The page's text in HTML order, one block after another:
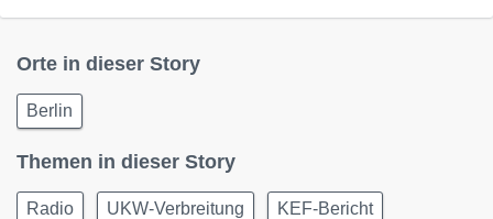
Orte in dieser Story
Berlin
Themen in dieser Story
Radio UKW-Verbreitung KEF-Bericht